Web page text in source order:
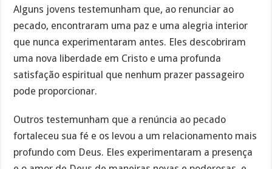
Alguns jovens testemunham que, ao renunciar ao
pecado, encontraram uma paz e uma alegria interior
que nunca experimentaram antes. Eles descobriram
uma nova liberdade em Cristo e uma profunda
satisfação espiritual que nenhum prazer passageiro
pode proporcionar.
Outros testemunham que a renúncia ao pecado
fortaleceu sua fé e os levou a um relacionamento mais
profundo com Deus. Eles experimentaram a presença